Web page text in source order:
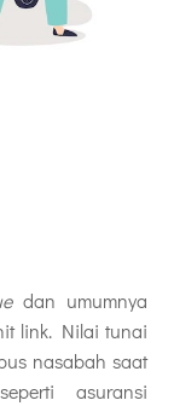
dan umumnya
link. Nilai tunai
nasabah saat
asuransi